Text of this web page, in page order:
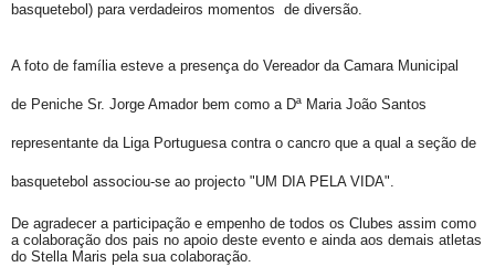
basquetebol) para verdadeiros momentos de diversão.
A foto de família esteve a presença do Vereador da Camara Municipal
de Peniche Sr. Jorge Amador bem como a Dª Maria João Santos
representante da Liga Portuguesa contra o cancro que a qual a seção de
basquetebolassociou-se ao projecto "UM DIA PELA VIDA".
De agradecer a participação e empenho de todos os Clubes assim como
a colaboração dos pais no apoio deste evento e ainda aos demais atletas
do Stella Maris pela sua colaboração.